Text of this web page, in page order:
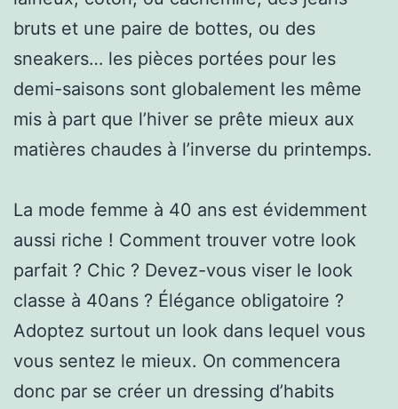
bruts et une paire de bottes, ou des
sneakers… les pièces portées pour les
demi-saisons sont globalement les même
mis à part que l’hiver se prête mieux aux
matières chaudes à l’inverse du printemps.
La mode femme à 40 ans est évidemment
aussi riche ! Comment trouver votre look
parfait ? Chic ? Devez-vous viser le look
classe à 40ans ? Élégance obligatoire ?
Adoptez surtout un look dans lequel vous
vous sentez le mieux. On commencera
donc par se créer un dressing d’habits